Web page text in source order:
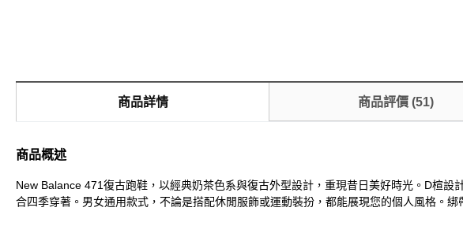
商品詳情 商品評價 (51)
商品概述
New Balance 471復古跑鞋，以經典奶茶色系與復古外型設計，重現昔日美好時光。D楦
合四季穿著。男女通用款式，不論是搭配休閒服飾或運動裝扮，都能展現您的個人風格。